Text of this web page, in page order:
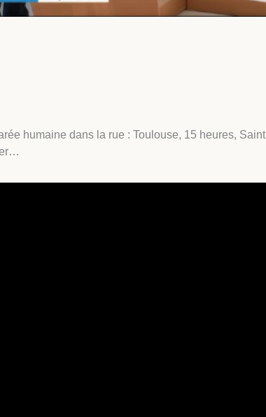
humaine dans la rue : Toulouse, 15 heures,